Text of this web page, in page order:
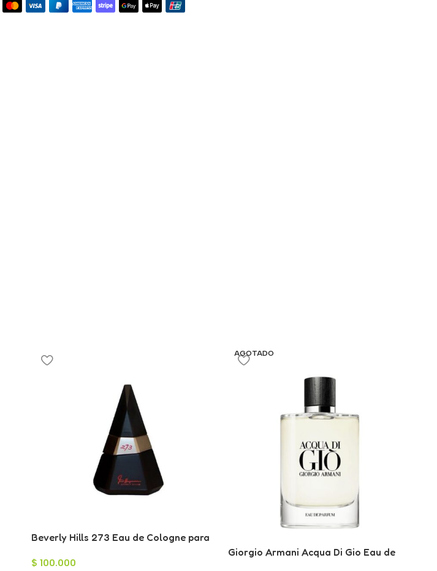
Beverly Hills 273 Eau de Cologne para
$ 100.000
AGOTADO
Giorgio Armani Acqua Di Gio Eau de